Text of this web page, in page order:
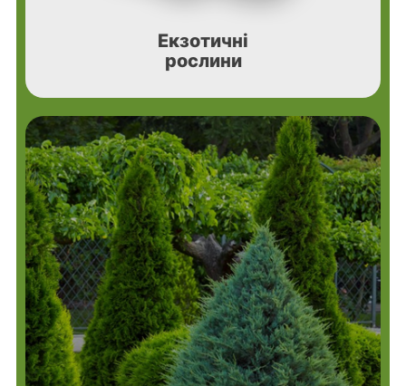
Екзотичні
рослини